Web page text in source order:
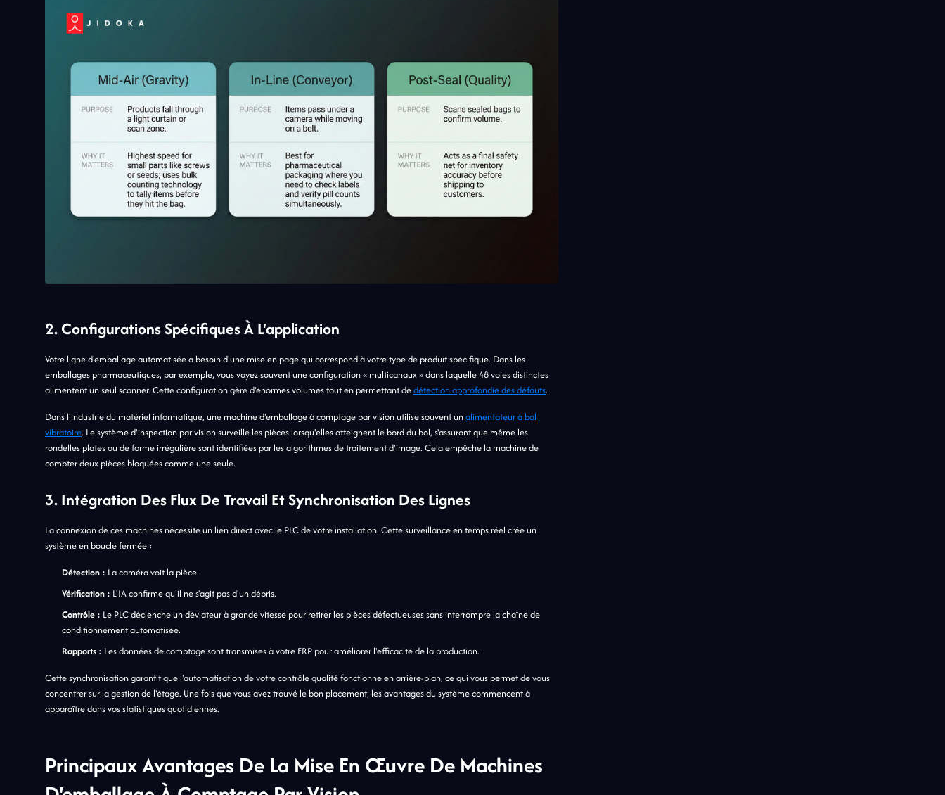
2. Configurations Spécifiques À L'application
Votre ligne d'emballage automatisée a besoin d'une mise en page qui correspond à votre type de produit spécifique. Dans les
emballages pharmaceutiques, par exemple, vous voyez souvent une configuration « multicanaux » dans laquelle 48 voies distinctes
alimentent un seul scanner. Cette configuration gère d'énormes volumes tout en permettant dedétection approfondie des défauts.
Dans l'industrie du matériel informatique, une machine d'emballage à comptage par vision utilise souvent unalimentateur à bol
vibratoire. Le système d'inspection par vision surveille les pièces lorsqu'elles atteignent le bord du bol, s'assurant que même les
rondelles plates ou de forme irrégulière sont identifiées par les algorithmes de traitement d'image. Cela empêche la machine de
compter deux pièces bloquées comme une seule.
3. Intégration Des Flux De Travail Et Synchronisation Des Lignes
La connexion de ces machines nécessite un lien direct avec le PLC de votre installation. Cette surveillance en temps réel crée un
système en boucle fermée :
Détection : La caméra voit la pièce.
Vérification : L'IA confirme qu'il ne s'agit pas d'un débris.
Contrôle : Le PLC déclenche un déviateur à grande vitesse pour retirer les pièces défectueuses sans interrompre la chaîne de
conditionnement automatisée.
Rapports : Les données de comptage sont transmises à votre ERP pour améliorer l'efficacité de la production.
Cette synchronisation garantit que l'automatisation de votre contrôle qualité fonctionne en arrière-plan, ce qui vous permet de vous
concentrer sur la gestion de l'étage. Une fois que vous avez trouvé le bon placement, les avantages du système commencent à
apparaître dans vos statistiques quotidiennes.
Principaux Avantages De La Mise En Œuvre De Machines